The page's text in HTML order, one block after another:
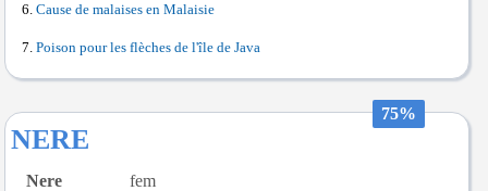
Cause de malaises en Malaisie
Poison pour les flèches de l'île de Java
75%
NERE
Nere
fem